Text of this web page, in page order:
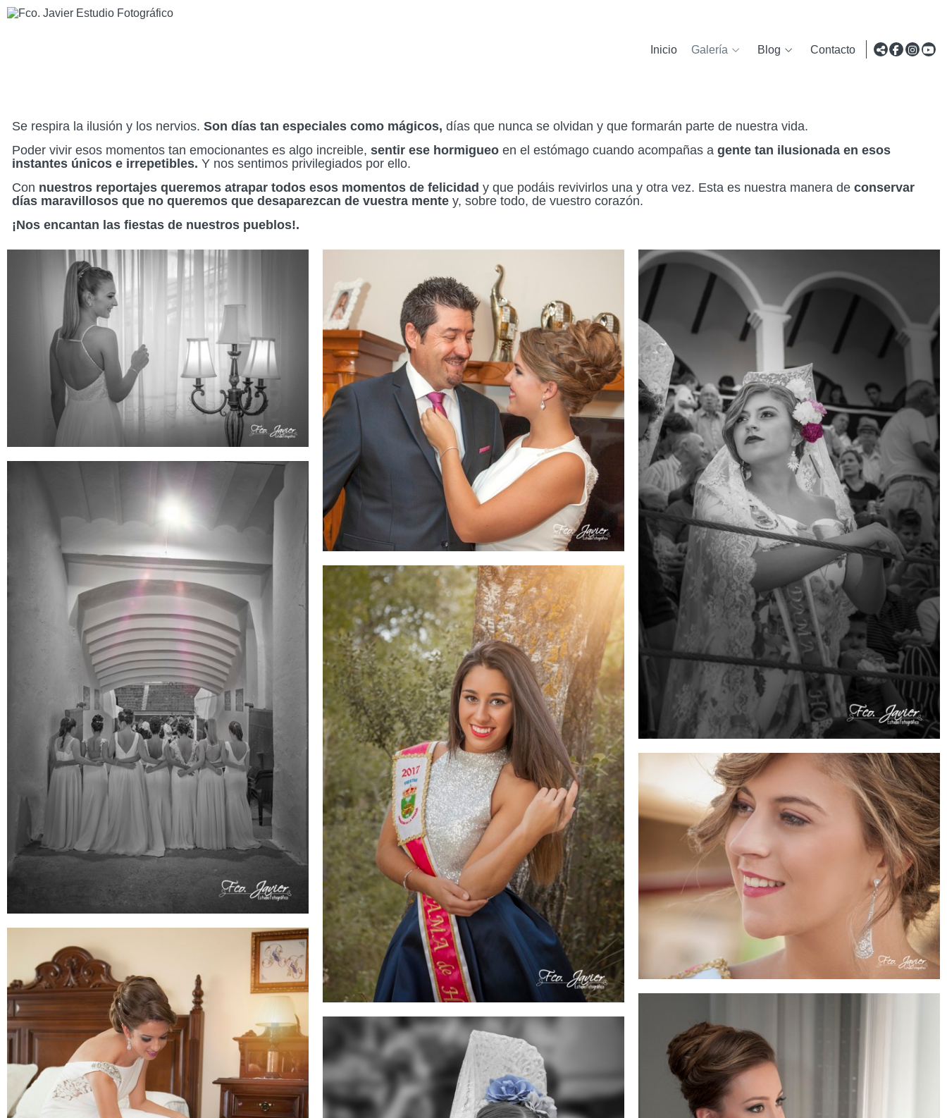
Inicio Galería Blog Contacto
Se respira la ilusión y los nervios. Son días tan especiales como mágicos, días que nunca se olvidan y que formarán parte de nuestra vida.
Poder vivir esos momentos tan emocionantes es algo increible, sentir ese hormigueo en el estómago cuando acompañas a gente tan ilusionada en esos
instantes únicos e irrepetibles. Y nos sentimos privilegiados por ello.
Con nuestros reportajes queremos atrapar todos esos momentos de felicidad y que podáis revivirlos una y otra vez. Esta es nuestra manera de conservar
días maravillosos que no queremos que desaparezcan de vuestra mente y, sobre todo, de vuestro corazón.
¡Nos encantan las fiestas de nuestros pueblos!.